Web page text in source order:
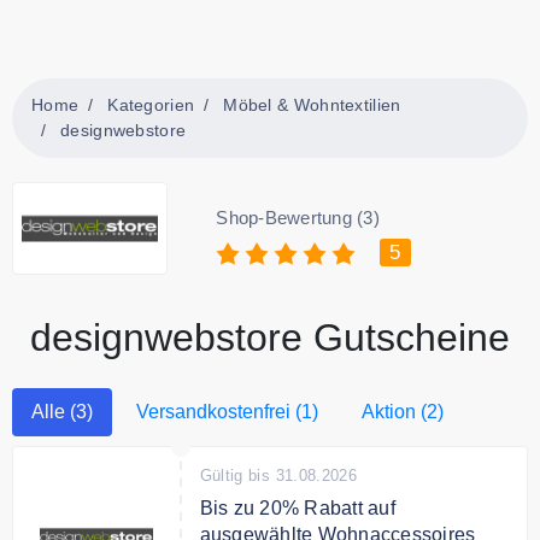
Home Kategorien
Möbel & Wohntextilien
designwebstore
Shop-Bewertung (3)
5
designwebstore Gutscheine
Alle (3) Versandkostenfrei (1) Aktion (2)
Gültig bis 31.08.2026
Bis zu 20% Rabatt auf
ausgewählte Wohnaccessoires